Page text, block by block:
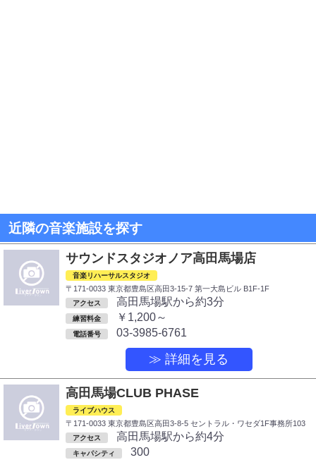
近隣の音楽施設を探す
サウンドスタジオノア高田馬場店
音楽リハーサルスタジオ
〒171-0033 東京都豊島区高田3-15-7 第一大島ビル B1F-1F
アクセス 高田馬場駅から約3分
練習料金 ￥1,200～
電話番号 03-3985-6761
≫ 詳細を見る
高田馬場CLUB PHASE
ライブハウス
〒171-0033 東京都豊島区高田3-8-5 セントラル・ワセダ1F事務所103
アクセス 高田馬場駅から約4分
キャパシティ 300